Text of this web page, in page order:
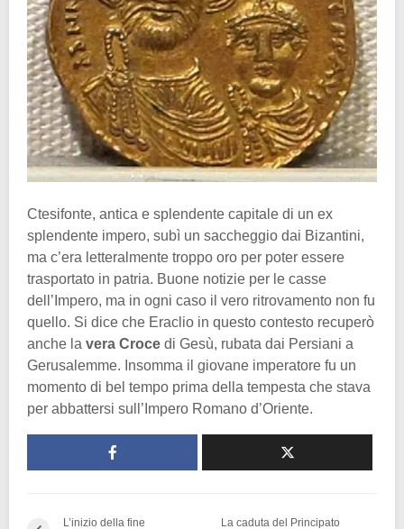
Ctesifonte, antica e splendente capitale di un ex
splendente impero, subì un saccheggio dai Bizantini,
ma c’era letteralmente troppo oro per poter essere
trasportato in patria. Buone notizie per le casse
dell’Impero, ma in ogni caso il vero ritrovamento non fu
quello. Si dice che Eraclio in questo contesto recuperò
anche la vera Croce di Gesù, rubata dai Persiani a
Gerusalemme. Insomma il giovane imperatore fu un
momento di bel tempo prima della tempesta che stava
per abbattersi sull’Impero Romano d’Oriente.
L’inizio della fine La caduta del Principato